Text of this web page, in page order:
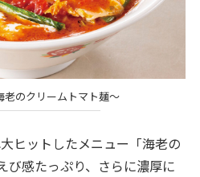
老のクリームトマト麺～
ヒットしたメニュー「海老の
び感たっぷり、さらに濃厚に